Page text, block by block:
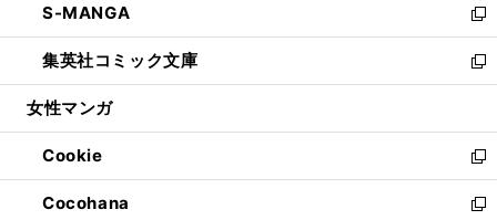
く
で
開
く
ド
ウ
で
開
ィ
ン
ド
ウ
開
く
い
ウ
ィ
ン
ウ
で
開
く
S-MANGA
新
し
い
ウ
ン
ド
ウ
で
集英社コミック文庫
新
し
ウ
ィ
ン
ド
女性マンガ
Cookie
新
し
い
Cocohana
新